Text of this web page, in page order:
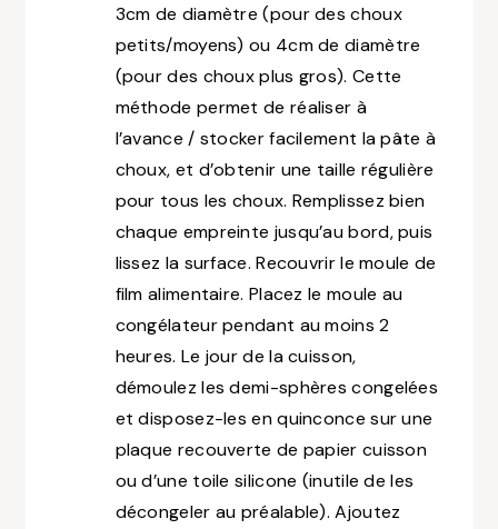
3cm de diamètre (pour des choux
petits/moyens) ou 4cm de diamètre
(pour des choux plus gros). Cette
méthode permet de réaliser à
l’avance / stocker facilement la pâte à
choux, et d’obtenir une taille régulière
pour tous les choux. Remplissez bien
chaque empreinte jusqu’au bord, puis
lissez la surface. Recouvrir le moule de
film alimentaire. Placez le moule au
congélateur pendant au moins 2
heures. Le jour de la cuisson,
démoulez les demi-sphères congelées
et disposez-les en quinconce sur une
plaque recouverte de papier cuisson
ou d’une toile silicone (inutile de les
décongeler au préalable). Ajoutez